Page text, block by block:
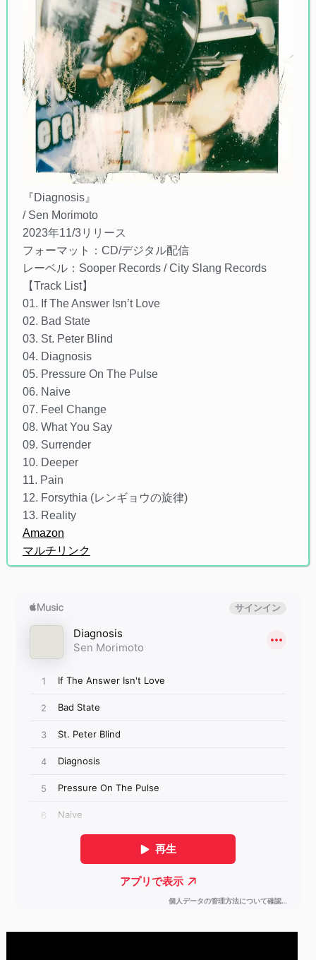
『Diagnosis』
/ Sen Morimoto
2023年11/3リリース
フォーマット：CD/デジタル配信
レーベル：Sooper Records / City Slang Records
【Track List】
01. If The Answer Isn’t Love
02. Bad State
03. St. Peter Blind
04. Diagnosis
05. Pressure On The Pulse
06. Naive
07. Feel Change
08. What You Say
09. Surrender
10. Deeper
11. Pain
12. Forsythia (レンギョウの旋律)
13. Reality
Amazon
マルチリンク